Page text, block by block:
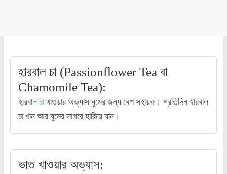
হারবাল চা (Passionflower Tea বা
Chamomile Tea):
হারবালচাখাওয়ার অভ্যাস ঘুমের জন্য বেশ সহায়ক। প্রতিদিন হারবাল
চা খান আর ঘুমের সাগরে হারিয়ে যান।
ভাত খাওয়ার অভ্যাস: